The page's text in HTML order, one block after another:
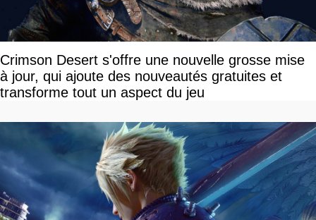
Crimson Desert s'offre une nouvelle grosse mise
à jour, qui ajoute des nouveautés gratuites et
transforme tout un aspect du jeu